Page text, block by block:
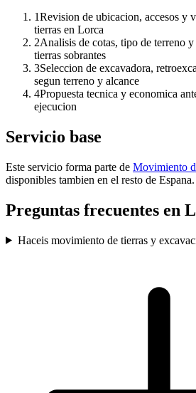
1Revision de ubicacion, accesos y
tierras en Lorca
2Analisis de cotas, tipo de terreno
tierras sobrantes
3Seleccion de excavadora,
segun terreno y alcance
4Propuesta tecnica y economica
ejecucion
Servicio base
Este servicio forma parte de Movimiento
disponibles tambien en el resto de Espana.
Preguntas frecuentes en
Haceis movimiento de tierras y